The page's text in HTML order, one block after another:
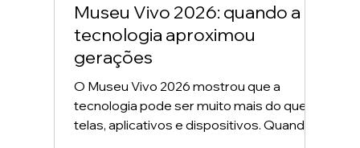
Museu Vivo 2026: quando a
tecnologia aproximou
gerações
O Museu Vivo 2026 mostrou que a
tecnologia pode ser muito mais do que
telas, aplicativos e dispositivos. Quando